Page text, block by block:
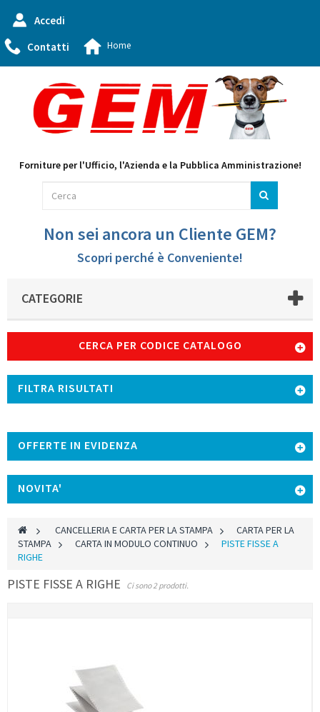
Accedi
Contatti
Home
Forniture per l'Ufficio, l'Azienda e la Pubblica Amministrazione!
Non sei ancora un Cliente GEM?
Scopri perché è Conveniente!
CATEGORIE
CERCA PER CODICE CATALOGO
FILTRA RISULTATI
OFFERTE IN EVIDENZA
NOVITA'
> CANCELLERIA E CARTA PER LA STAMPA >
CARTA PER LA
STAMPA > CARTA IN MODULO CONTINUO >
PISTE FISSE A
RIGHE
PISTE FISSE A RIGHE Ci sono 2 prodotti.